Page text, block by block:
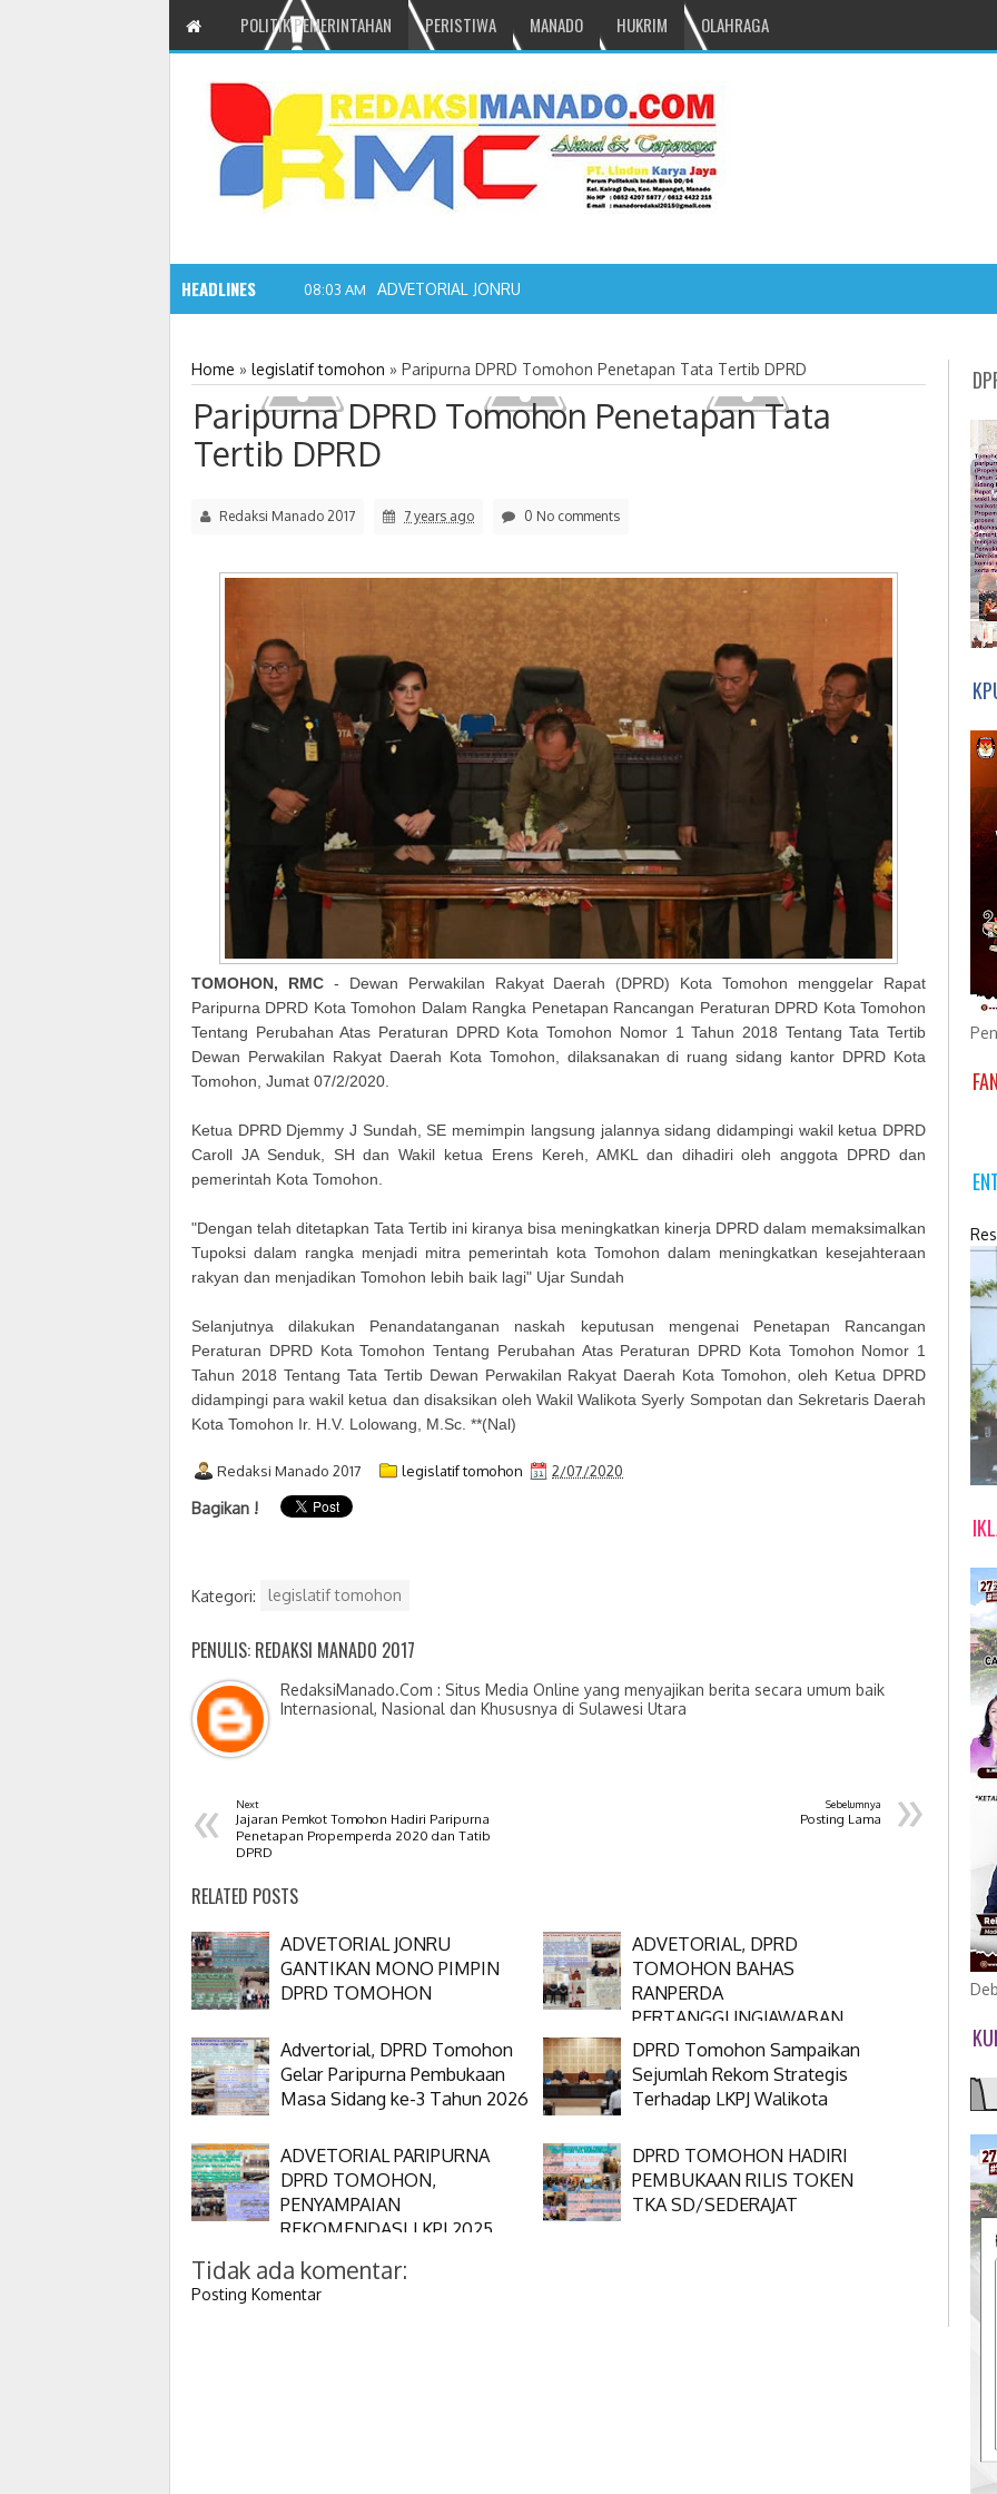
POLITIK PEMERINTAHAN PERISTIWA MANADO HUKRIM OLAHRAGA
HEADLINES 08:03 AM ADVETORIAL JONRU GANTIKAN MONO PIMPIN DPRD TOMOHON
Home » legislatif tomohon » Paripurna DPRD Tomohon Penetapan Tata Tertib DPRD
Paripurna DPRD Tomohon Penetapan Tata
Tertib DPRD
Redaksi Manado 2017 7 years ago 0 No comments
TOMOHON, RMC- Dewan Perwakilan Rakyat Daerah (DPRD) Kota Tomohon menggelar Rapat
Paripurna DPRD Kota Tomohon Dalam Rangka Penetapan Rancangan Peraturan DPRD Kota Tomohon
Tentang Perubahan Atas Peraturan DPRD Kota Tomohon Nomor 1 Tahun 2018 Tentang Tata Tertib
Dewan Perwakilan Rakyat Daerah Kota Tomohon, dilaksanakan di ruang sidang kantor DPRD Kota
Tomohon, Jumat 07/2/2020.
Ketua DPRD Djemmy J Sundah, SE memimpin langsung jalannya sidang didampingi wakil ketua DPRD
Caroll JA Senduk, SH dan Wakil ketua Erens Kereh, AMKL dan dihadiri oleh anggota DPRD dan
pemerintah Kota Tomohon.
"Dengan telah ditetapkan Tata Tertib ini kiranya bisa meningkatkan kinerja DPRD dalam memaksimalkan
Tupoksi dalam rangka menjadi mitra pemerintah kota Tomohon dalam meningkatkan kesejahteraan
rakyan dan menjadikan Tomohon lebih baik lagi" Ujar Sundah
Selanjutnya dilakukan Penandatanganan naskah keputusan mengenai Penetapan Rancangan
Peraturan DPRD Kota Tomohon Tentang Perubahan Atas Peraturan DPRD Kota Tomohon Nomor 1
Tahun 2018 Tentang Tata Tertib Dewan Perwakilan Rakyat Daerah Kota Tomohon, oleh Ketua DPRD
didampingi para wakil ketua dan disaksikan oleh Wakil Walikota Syerly Sompotan dan Sekretaris Daerah
Kota Tomohon Ir. H.V. Lolowang, M.Sc. **(Nal)
Redaksi Manado 2017 legislatif tomohon 2/07/2020
Bagikan !
Kategori: legislatif tomohon
PENULIS: REDAKSI MANADO 2017
RedaksiManado.Com : Situs Media Online yang menyajikan berita secara umum baik
Internasional, Nasional dan Khususnya di Sulawesi Utara
« Next
Jajaran Pemkot Tomohon Hadiri Paripurna
Penetapan Propemperda 2020 dan Tatib
DPRD
»
Sebelumnya
Posting Lama
RELATED POSTS
ADVETORIAL JONRU
GANTIKAN MONO PIMPIN
DPRD TOMOHON
ADVETORIAL, DPRD
TOMOHON BAHAS
RANPERDA
PERTANGGUNGJAWABAN
APBD 2025
Advertorial, DPRD Tomohon
Gelar Paripurna Pembukaan
Masa Sidang ke-3 Tahun 2026
DPRD Tomohon Sampaikan
Sejumlah Rekom Strategis
Terhadap LKPJ Walikota
ADVETORIAL PARIPURNA
DPRD TOMOHON,
PENYAMPAIAN
REKOMENDASI LKPJ 2025
DPRD TOMOHON HADIRI
PEMBUKAAN RILIS TOKEN
TKA SD/SEDERAJAT
Tidak ada komentar:
Posting Komentar